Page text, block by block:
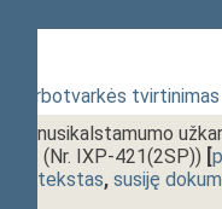
darbotvarkės tvirtinimas
nusikalstamumo
(Nr. IXP-421(2SP)) [
tekstas, susiję